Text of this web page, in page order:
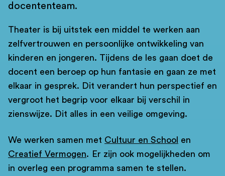
docententeam.
Theater is bij uitstek een middel te werken aan
zelfvertrouwen en persoonlijke ontwikkeling van
kinderen en jongeren. Tijdens de les gaan doet de
docent een beroep op hun fantasie en gaan ze met
elkaar in gesprek. Dit verandert hun perspectief en
vergroot het begrip voor elkaar bij verschil in
zienswijze. Dit alles in een veilige omgeving.
We werken samen met Cultuur en School en
Creatief Vermogen. Er zijn ook mogelijkheden om
in overleg een programma samen te stellen.